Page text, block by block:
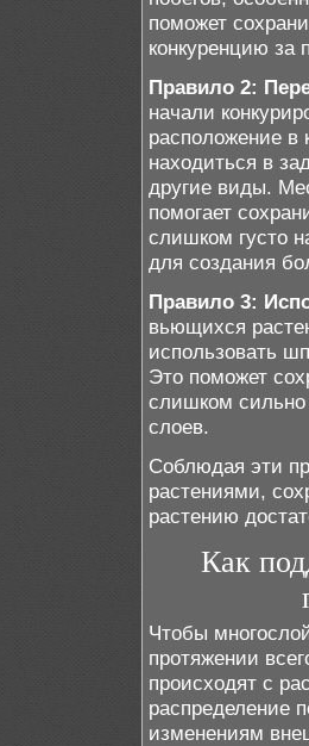
поможет
конкуренцию за
Правило 2:
начали
расположение
находиться в
другие виды.
помогает
слишком густо
для создания
Правило 3:
вьющихся
использовать
Это поможет
слишком сильно
слоев.
Соблюдая эти
растениями,
растению
Как
Чтобы
протяжении
происходят с
распределение
изменениям